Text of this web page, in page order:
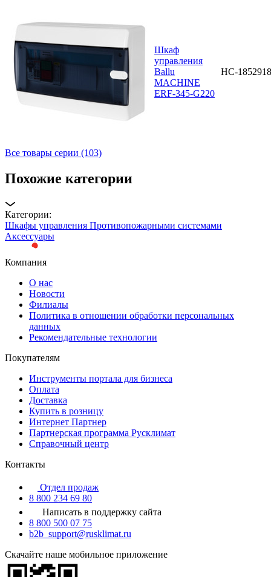
Шкаф
управления
Ballu
MACHINE
ЕRF-345-G220
НС-1852918
Все товары серии (103)
Похожие категории
Категории:
Шкафы управления Противопожарными системами
Аксессуары
Компания
О нас
Новости
Филиалы
Политика в отношении обработки персональных
данных
Рекомендательные технологии
Покупателям
Инструменты портала для бизнеса
Оплата
Доставка
Купить в розницу
Интернет Партнер
Партнерская программа Русклимат
Справочный центр
Контакты
Отдел продаж
8 800 234 69 80
Написать в поддержку сайта
8 800 500 07 75
b2b_support@rusklimat.ru
Скачайте наше мобильное приложение